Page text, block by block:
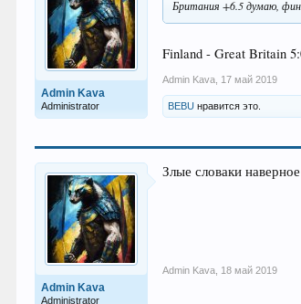
Admin Kava
Administrator
Британия +6.5 думаю,
Finland - Great Britain
Admin Kava 17 май 2019
BEBU нравится это.
Admin Kava
Administrator
Злые словаки
Admin Kava 18 май 2019